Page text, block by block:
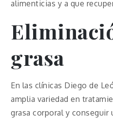
alimenticias y a que
grasa
En las clínicas Diego de
amplia variedad en
grasa corporal y conseguir